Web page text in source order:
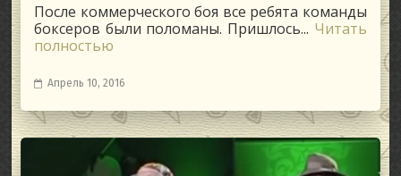
После коммерческого боя все ребята команды
боксеров были поломаны. Пришлось... Читать
полностью
Апрель 10, 2016